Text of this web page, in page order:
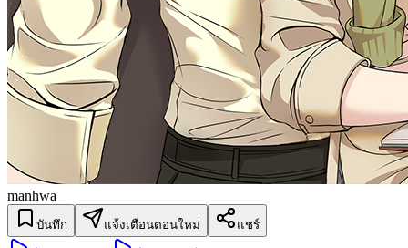
manhwa
บันทึก แจ้งเตือนตอนใหม่ แชร์